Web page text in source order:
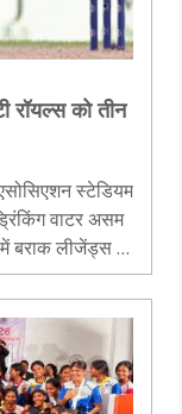
रॉयल्स को तीन
स्टेडियम
वाटर असम
में बराक लीजेंड्स ने
विकेट से हरा द..